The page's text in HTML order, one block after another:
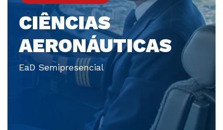
CIÊNCIAS
AERONÁUTICAS
EaD Semipresencial